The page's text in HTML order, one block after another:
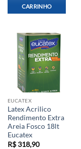
CARRINHO
EUCATEX
Latex Acrilico
Rendimento Extra
Areia Fosco 18lt
Eucatex
R$318,90